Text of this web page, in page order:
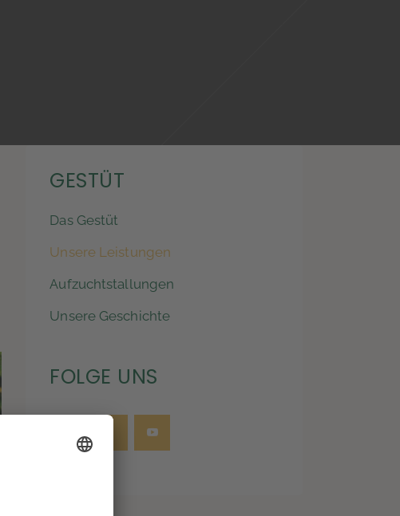
GESTÜT
Das Gestüt
Unsere Leistungen
Aufzuchtstallungen
Unsere Geschichte
FOLGE UNS